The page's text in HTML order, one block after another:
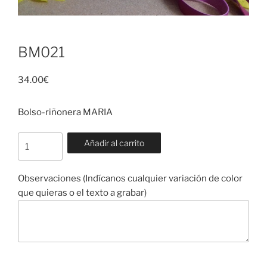
BM021
34.00€
Bolso-riñonera MARIA
cantidad
Añadir al carrito
Observaciones (Indícanos cualquier variación de color
que quieras o el texto a grabar)